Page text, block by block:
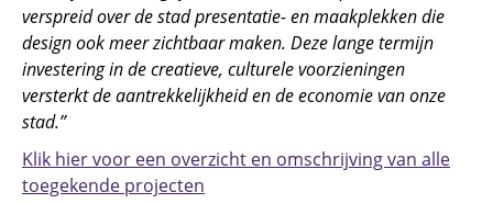
verspreid over de stad presentatie- en maakplekken die
design ook meer zichtbaar maken. Deze lange termijn
investering in de creatieve, culturele voorzieningen
versterkt de aantrekkelijkheid en de economie van onze
stad.”
Klik hier voor een overzicht en omschrijving van alle
toegekende projecten